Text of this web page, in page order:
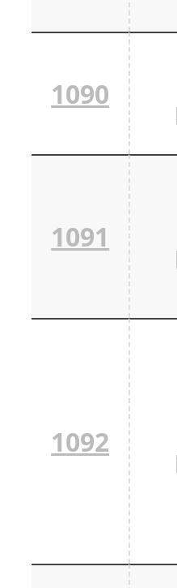
1090
1091
1092